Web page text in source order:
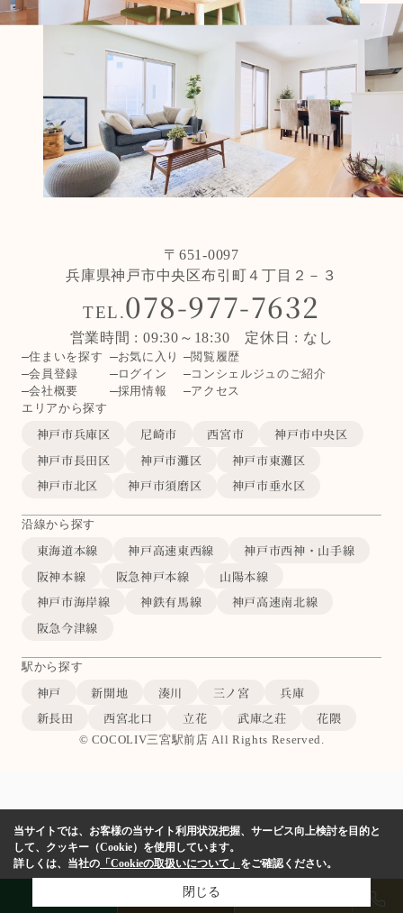
物件検索
〒651-0097
兵庫県神戸市中央区布引町４丁目２－３
TEL.078-977-7632
営業時間 : 09:30～18:30 定休日 : なし
住まいを探す お気に入り
閲覧履歴
会員登録
ログイン
コンシェルジュのご紹介
会社概要
採用情報
アクセス
エリアから探す
神戸市兵庫区 尼崎市 西宮市
神戸市中央区
神戸市長田区
神戸市灘区
神戸市東灘区
神戸市北区
神戸市須磨区 神戸市垂水区
沿線から探す
東海道本線 神戸高速東西線
神戸市西神・山手線
阪神本線
阪急神戸本線
山陽本線
神戸市海岸線
神鉄有馬線
神戸高速南北線
阪急今津線
駅から探す
神戸 新開地 湊川 三ノ宮
兵庫
新長田
西宮北口 立花 武庫之荘 花隈
© COCOLIV三宮駅前店 All Rights Reserved.
当サイトでは、お客様の当サイト利用状況把握、サービス向上検討を目的と
して、クッキー（Cookie）を使用しています。
詳しくは、当社の 「Cookieの取扱いについて」 をご確認ください。
閉じる